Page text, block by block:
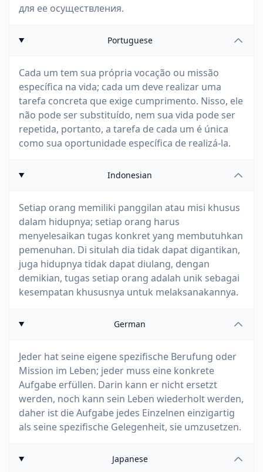
для ее осуществления.
Portuguese
Cada um tem sua própria vocação ou missão
específica na vida; cada um deve realizar uma
tarefa concreta que exige cumprimento. Nisso, ele
não pode ser substituído, nem sua vida pode ser
repetida, portanto, a tarefa de cada um é única
como sua oportunidade específica de realizá-la.
Indonesian
Setiap orang memiliki panggilan atau misi khusus
dalam hidupnya; setiap orang harus
menyelesaikan tugas konkret yang membutuhkan
pemenuhan. Di situlah dia tidak dapat digantikan,
juga hidupnya tidak dapat diulang, dengan
demikian, tugas setiap orang adalah unik sebagai
kesempatan khususnya untuk melaksanakannya.
German
Jeder hat seine eigene spezifische Berufung oder
Mission im Leben; jeder muss eine konkrete
Aufgabe erfüllen. Darin kann er nicht ersetzt
werden, noch kann sein Leben wiederholt werden,
daher ist die Aufgabe jedes Einzelnen einzigartig
als seine spezifische Gelegenheit, sie umzusetzen.
Japanese